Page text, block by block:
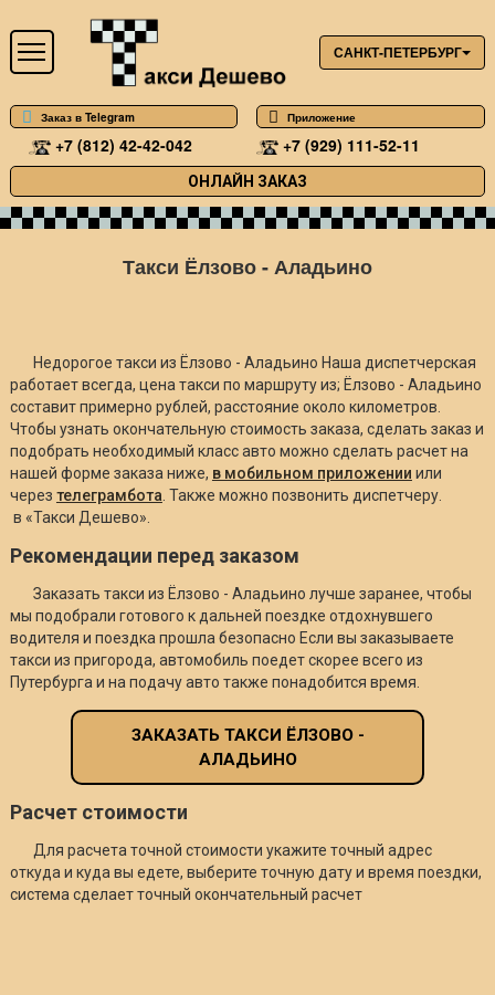
САНКТ-ПЕТЕРБУРГ
Заказ в Telegram Приложение
+7 (812) 42-42-042 +7 (929) 111-52-11
ОНЛАЙН ЗАКАЗ
Такси Ёлзово - Аладьино
Недорогое такси из Ёлзово - Аладьино Наша диспетчерская
работает всегда, цена такси по маршруту из; Ёлзово - Аладьино
составит примерно рублей, расстояние около километров.
Чтобы узнать окончательную стоимость заказа, сделать заказ и
подобрать необходимый класс авто можно сделать расчет на
нашей форме заказа ниже, в мобильном приложении или
через телеграмбота . Также можно позвонить диспетчеру.
в «Такси Дешево».
Рекомендации перед заказом
Заказать такси из Ёлзово - Аладьино лучше заранее, чтобы
мы подобрали готового к дальней поездке отдохнувшего
водителя и поездка прошла безопасно Если вы заказываете
такси из пригорода, автомобиль поедет скорее всего из
Путербурга и на подачу авто также понадобится время.
ЗАКАЗАТЬ ТАКСИ ЁЛЗОВО -
АЛАДЬИНО
Расчет стоимости
Для расчета точной стоимости укажите точный адрес
откуда и куда вы едете, выберите точную дату и время поездки,
система сделает точный окончательный расчет